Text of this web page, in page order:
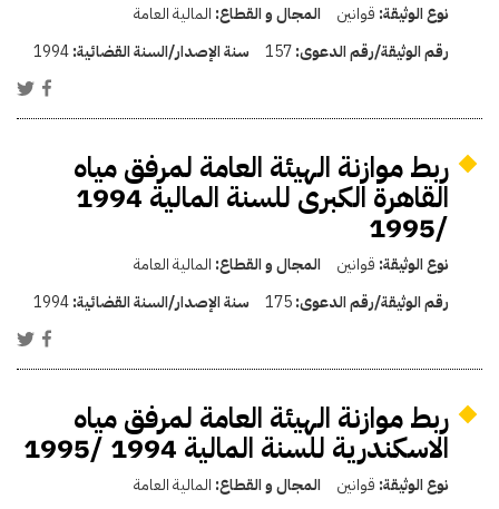
نوع الوثيقة: قوانين المجال و القطاع: المالية العامة
رقم الوثيقة/رقم الدعوى:157 سنة الإصدار/السنة القضائية:1994
ربط موازنة الهيئة العامة لمرفق مياه
القاهرة الكبرى للسنة المالية 1994
/1995
نوع الوثيقة: قوانين المجال و القطاع: المالية العامة
رقم الوثيقة/رقم الدعوى:175 سنة الإصدار/السنة القضائية:1994
ربط موازنة الهيئة العامة لمرفق مياه
الاسكندرية للسنة المالية 1994 /1995
نوع الوثيقة: قوانين المجال و القطاع: المالية العامة